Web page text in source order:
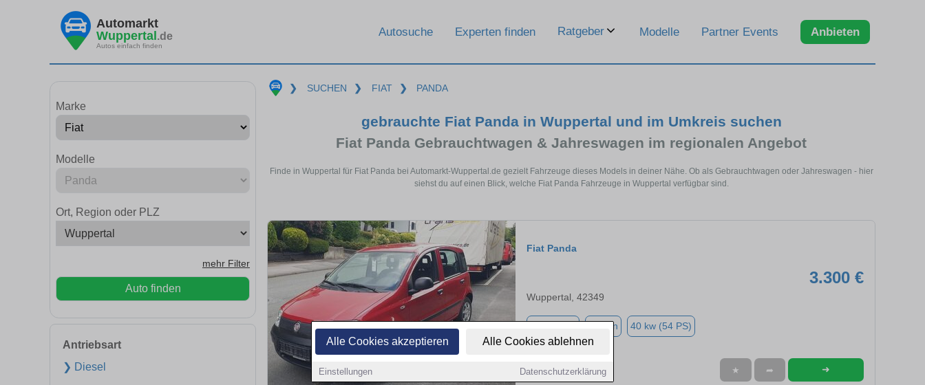
Alle Cookies akzeptieren Alle Cookies ablehnen
Einstellungen Datenschutzerklärung
Automarkt
Wuppertal.de
Autos einfach finden
Autosuche Experten finden Ratgeber Modelle Partner Events Anbieten
Marke
Modelle
Ort, Region oder PLZ
mehr Filter
Auto finden
Antriebsart
❯ Diesel
❯ SUCHEN ❯ FIAT ❯ PANDA
gebrauchte Fiat Panda in Wuppertal und im Umkreis suchen
Fiat Panda Gebrauchtwagen & Jahreswagen im regionalen Angebot
Finde in Wuppertal für Fiat Panda bei Automarkt-Wuppertal.de gezielt Fahrzeuge dieses Models in deiner Nähe. Ob als Gebrauchtwagen oder Jahreswagen - hier
siehst du auf einen Blick, welche Fiat Panda Fahrzeuge in Wuppertal verfügbar sind.
Fiat Panda
3.300 €
Wuppertal, 42349
Benzin 40 kw (54 PS)
★ ➦ ➜